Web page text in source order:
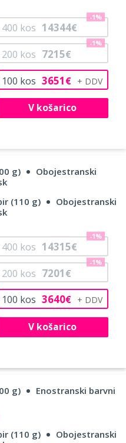
100 kos 3651€
200 kos 7215€
-1%
400 kos 14344€
-1%
V košarico
g)
Obojestranski
(110 g)
Obojestranski
100 kos 3640€
200 kos 7201€
-1%
400 kos 14315€
-1%
V košarico
g)
Enostranski barvni
(110 g)
Obojestranski